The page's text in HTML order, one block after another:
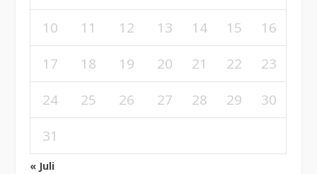
10
11 12 13 14 15
16
17
18 19 20 21 22
23
24
25 26 27 28 29
30
31
« Juli